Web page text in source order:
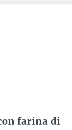
farina di